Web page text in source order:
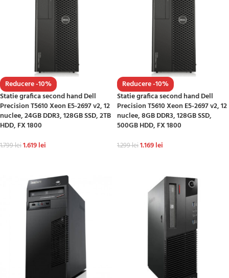
Reducere -10%
Statie grafica second hand Dell
Precision T5610 Xeon E5-2697 v2, 12
nuclee, 24GB DDR3, 128GB SSD, 2TB
HDD, FX 1800
1.799lei1.619lei
Reducere -10%
Statie grafica second hand Dell
Precision T5610 Xeon E5-2697 v2, 12
nuclee, 8GB DDR3, 128GB SSD,
500GB HDD, FX 1800
1.299lei1.169lei